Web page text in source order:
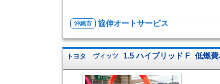
沖縄市 協伸オートサービス
トヨタ ヴィッツ 1.5 ハイブリッド F 低燃